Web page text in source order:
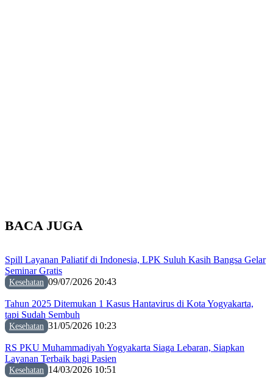
BACA JUGA
Spill Layanan Paliatif di Indonesia, LPK Suluh Kasih Bangsa Gelar
Seminar Gratis
Kesehatan 09/07/2026 20:43
Tahun 2025 Ditemukan 1 Kasus Hantavirus di Kota Yogyakarta,
tapi Sudah Sembuh
Kesehatan 31/05/2026 10:23
RS PKU Muhammadiyah Yogyakarta Siaga Lebaran, Siapkan
Layanan Terbaik bagi Pasien
Kesehatan 14/03/2026 10:51